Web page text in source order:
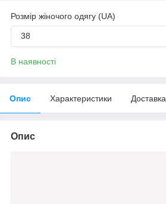
Розмір жіночого одягу (UA)
38
В наявності
Опис Характеристики Доставка
Опис